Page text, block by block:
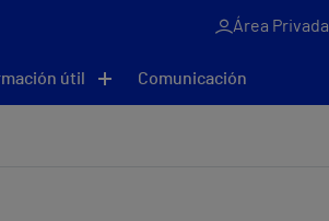
Área Privada
útil Comunicación